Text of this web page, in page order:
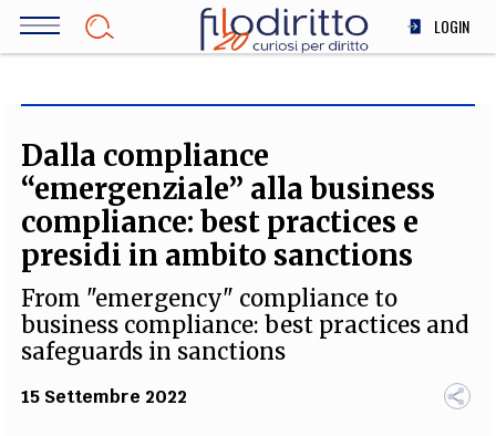
Salta
LOGIN
SOCIETÀ
MEDICINA
SCIENZA
STORIA E FILOSOFIA
ALTRO
Dalla compliance
“emergenziale” alla business
compliance: best practices e
presidi in ambito sanctions
From "emergency" compliance to
business compliance: best practices and
safeguards in sanctions
15 Settembre 2022